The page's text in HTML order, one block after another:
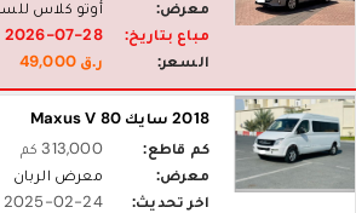
معرض:
أوتو كلاس
مباع بتاريخ:
2026-07-28
السعر:
ر.ق 49,000
2018 سايك Maxus V 80
كم قاطع:
313,000 كم
معرض:
معرض الربان
اخر تحديث:
2025-02-24